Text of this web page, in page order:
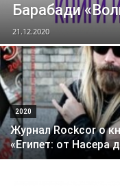
Барабади
21.12.2020
2020
Журнал Rockcor о
«Египет: от Насера